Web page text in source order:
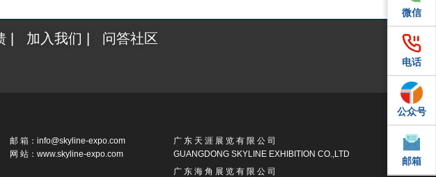
微信
电话
QQ
邮箱
微信
电话
公众号
邮箱
加入我们 问答社区
邮 箱：info@skyline-expo.com
网 站：www.skyline-expo.com
广 东 天 涯 展 览 有 限 公 司
GUANGDONG SKYLINE EXHIBITION CO.,LTD
广 东 海 角 展 览 有 限 公 司